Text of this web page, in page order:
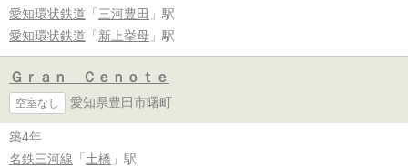
愛知環状鉄道 「 三河豊田 」駅
愛知環状鉄道 「 新上挙母 」駅
Ｇｒａｎ Ｃｅｎｏｔｅ
空室なし 愛知県豊田市曙町
築4年
名鉄三河線 「 土橋 」駅